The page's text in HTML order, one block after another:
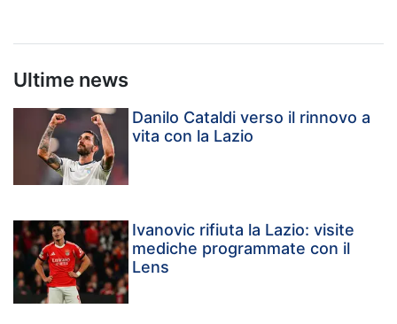
Ultime news
Danilo Cataldi verso il rinnovo a
vita con la Lazio
Ivanovic rifiuta la Lazio: visite
mediche programmate con il
Lens